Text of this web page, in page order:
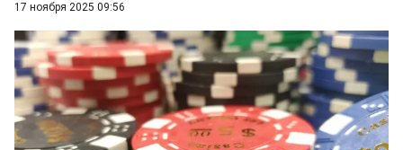
17 ноября 2025 09:56